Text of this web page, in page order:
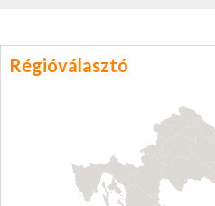
Régióválasztó